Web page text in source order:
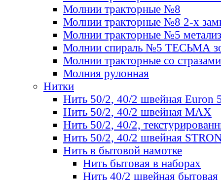
Молнии тракторные №8
Молнии тракторные №8 2-х
Молнии тракторные №5
Молнии спираль №5 ТЕСЬМА
Молнии тракторные со стразами
Молния рулонная
Нитки
Нить 50/2, 40/2 швейная Euron
Нить 50/2, 40/2 швейная МАХ
Нить 50/2, 40/2,
Нить 50/2, 40/2 швейная
Нить в бытовой намотке
Нить бытовая в наборах
Нить 40/2 швейная бытовая